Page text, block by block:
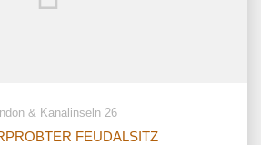
& Kanalinseln 26
FEUDALSITZ